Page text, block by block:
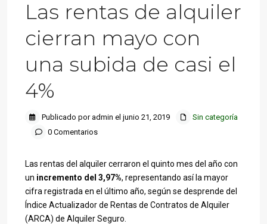
Las rentas de alquiler
cierran mayo con
una subida de casi el
4%
Publicado por admin el junio 21, 2019
Sin categoría
0 Comentarios
Las rentas del alquiler cerraron el quinto mes del año con
un incremento del 3,97%, representando así la mayor
cifra registrada en el último año, según se desprende del
Índice Actualizador de Rentas de Contratos de Alquiler
(ARCA) de Alquiler Seguro.